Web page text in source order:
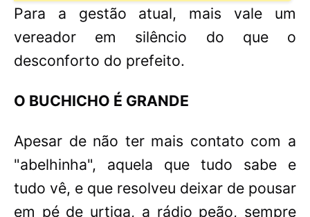
Para a gestão atual, mais vale um
vereador em silêncio do que o
desconforto do prefeito.
O BUCHICHO É GRANDE
Apesar de não ter mais contato com a
"abelhinha", aquela que tudo sabe e
tudo vê, e que resolveu deixar de pousar
em pé de urtiga, a rádio peão, sempre